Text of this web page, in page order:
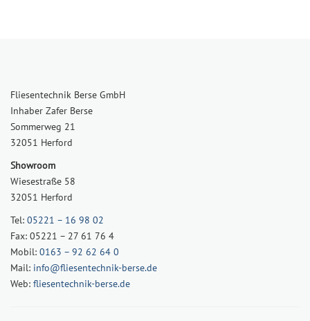
Fliesentechnik Berse GmbH
Inhaber Zafer Berse
Sommerweg 21
32051 Herford
Showroom
Wiesestraße 58
32051 Herford
Tel: 05221 – 16 98 02
Fax: 05221 – 27 61 76 4
Mobil: 0163 – 92 62 64 0
Mail: info@fliesentechnik-berse.de
Web: fliesentechnik-berse.de